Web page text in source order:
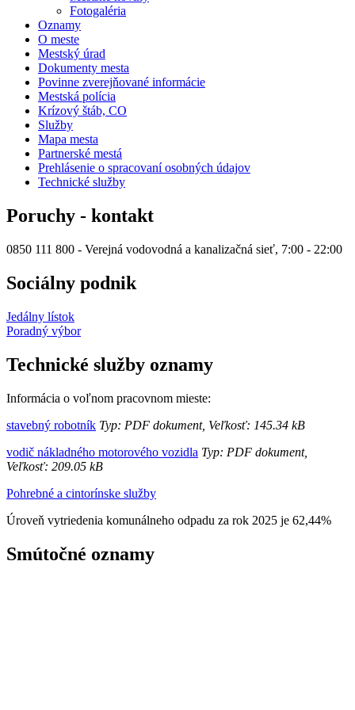
Fotogaléria
Oznamy
O meste
Mestský úrad
Dokumenty mesta
Povinne zverejňované informácie
Mestská polícia
Krízový štáb, CO
Služby
Mapa mesta
Partnerské mestá
Prehlásenie o spracovaní osobných údajov
Technické služby
Poruchy - kontakt
0850 111 800 - Verejná vodovodná a kanalizačná sieť, 7:00 - 22:00
Sociálny podnik
Jedálny lístok
Poradný výbor
Technické služby oznamy
Informácia o voľnom pracovnom mieste:
stavebný robotník Typ: PDF dokument, Veľkosť: 145.34 kB
vodič nákladného motorového vozidla Typ: PDF dokument,
Veľkosť: 209.05 kB
Pohrebné a cintorínske služby
Úroveň vytriedenia komunálneho odpadu za rok 2025 je 62,44%
Smútočné oznamy